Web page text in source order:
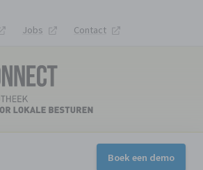
Jobs Contact
Boek een demo